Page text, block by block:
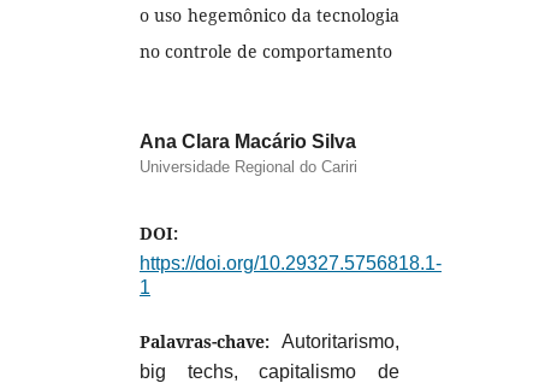
o uso hegemônico da tecnologia
no controle de comportamento
Ana Clara Macário Silva
Universidade Regional do Cariri
DOI:
https://doi.org/10.29327.5756818.1-
1
Palavras-chave:Autoritarismo,
big techs, capitalismo de